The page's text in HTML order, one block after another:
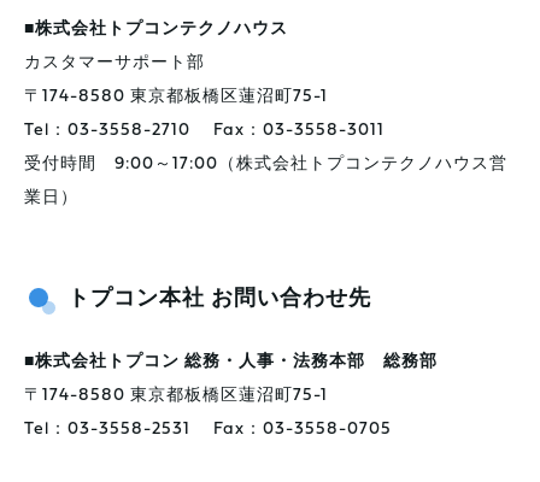
■株式会社トプコンテクノハウス
カスタマーサポート部
〒174-8580 東京都板橋区蓮沼町75-1
Tel：03-3558-2710 Fax：03-3558-3011
受付時間 9:00～17:00（株式会社トプコンテクノハウス営
業日）
トプコン本社 お問い合わせ先
■株式会社トプコン 総務・人事・法務本部 総務部
〒174-8580 東京都板橋区蓮沼町75-1
Tel：03-3558-2531 Fax：03-3558-0705